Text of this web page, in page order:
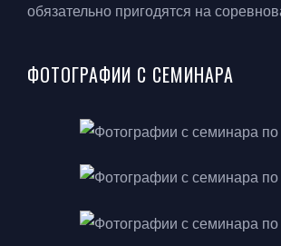
обязательно пригодятся на
ФОТОГРАФИИ С СЕМИНАРА